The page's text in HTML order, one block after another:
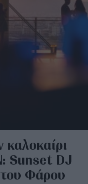
Sunset DJ
Φάρου